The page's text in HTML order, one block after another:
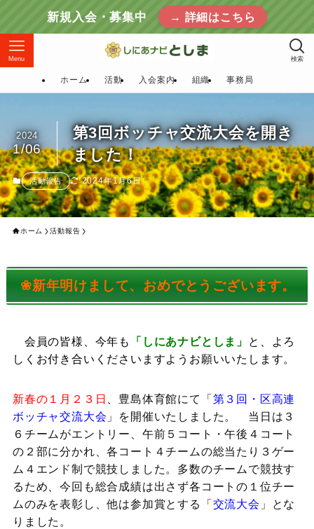
新規入会・募集中 → 詳細はこちら
検索
Menu
ホーム 活動 入会案内 組織 事務局
第3回ボッチャ交流大会を開き
ました！
2024
1/06
活動報告 2024年1月6日
ホーム 活動報告
❀新年明けまして、おめでとうございます。
会員の皆様、今年も 「しにあナビとしま」
と、よろ
しくお付き合いくださいますようお願いいたします。
新春の１月２３日 、豊島体育館にて「 第３回・区高連
ボッチャ交流大会 」を開催いたしました。 当日は３
６チームがエントリー、午前５コート・午後４コート
の２部に分かれ、各コート４チームの総当たり３ゲー
ム４エンド制で競技しました。多数のチームで競技す
るため、今回も総合成績は出さず各コートの１位チー
ムのみを表彰し、他は参加賞とする「 交流大会 」とな
りました。